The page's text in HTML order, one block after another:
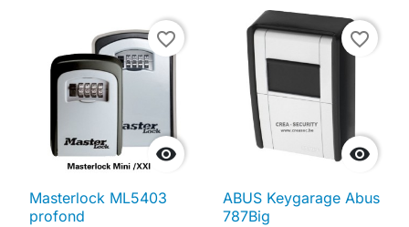

favorite_border
Masterlock ML5403
profond

favorite_border
ABUS Keygarage Abus
787Big